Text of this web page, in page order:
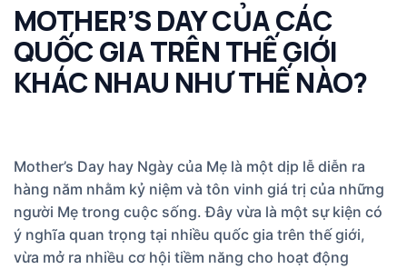
MOTHER’S DAY CỦA CÁC
QUỐC GIA TRÊN THẾ GIỚI
KHÁC NHAU NHƯ THẾ NÀO?
Mother’s Day hay Ngày của Mẹ là một dịp lễ diễn ra
hàng năm nhằm kỷ niệm và tôn vinh giá trị của những
người Mẹ trong cuộc sống. Đây vừa là một sự kiện có
ý nghĩa quan trọng tại nhiều quốc gia trên thế giới,
vừa mở ra nhiều cơ hội tiềm năng cho hoạt động